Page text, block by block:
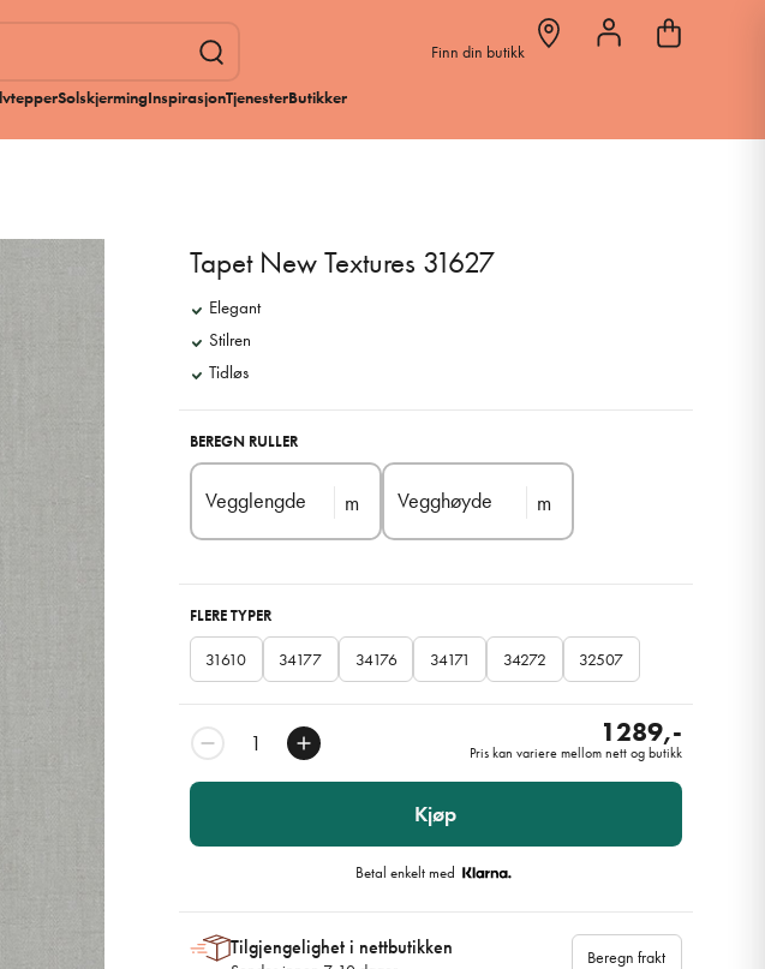
Finn din butikk
SolskjermingInspirasjonTjenesterButikker
Tapet New Textures 31627
Elegant
Stilren
Tidløs
BEREGN RULLER
Vegglengde m Vegghøyde m
FLERE TYPER
31610 34177 34176 34171 34272 32507
1289,-
Pris kan variere mellom nett og butikk
Kjøp
Betal enkelt med
Tilgjengelighet i nettbutikken Beregn frakt